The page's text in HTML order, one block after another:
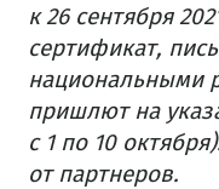
к 26 сентября
сертификат,
национальными
пришлют на
с 1 по 10
от партнеров.